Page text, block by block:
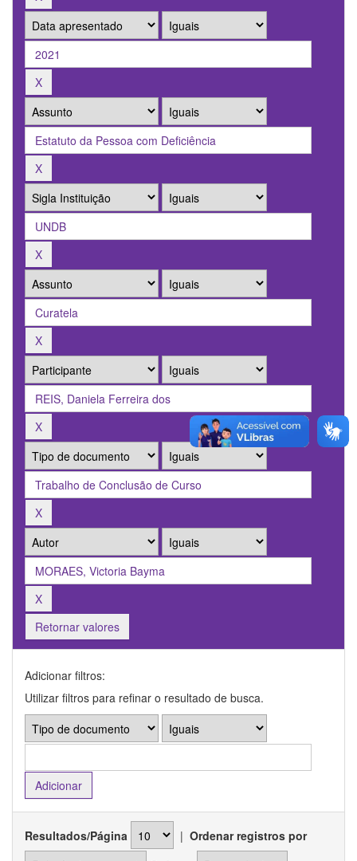
Retornar valores
Adicionar filtros:
Utilizar filtros para refinar o resultado de busca.
Resultados/Página | Ordenar registros por